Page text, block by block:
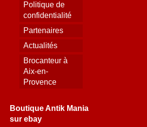
Politique de
confidentialité
Partenaires
Actualités
Brocanteur à
Aix-en-
Provence
Boutique Antik Mania
sur ebay